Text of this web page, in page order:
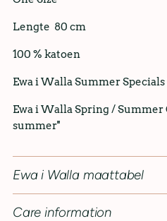
Lengte 80 cm
100 % katoen
Ewa i Walla Summer Specials
Ewa i Walla Spring /
summer''
Ewa i Walla maattabel
Care information